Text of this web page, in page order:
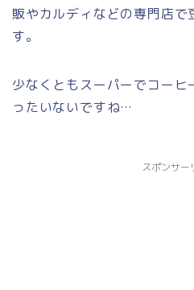
販やカルディなどの専門店で
す。
少なくともスーパーでコーヒ
ったいないですね…
スポンサー